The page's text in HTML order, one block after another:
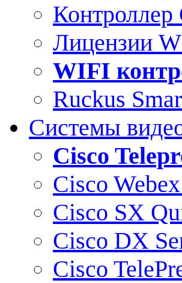
Лицензии
WIFI
Ruckus
Системы
Cisco
Cisco
Cisco SX
Cisco DX
Cisco